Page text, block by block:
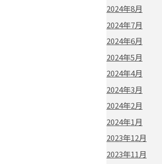
2024年8月
2024年7月
2024年6月
2024年5月
2024年4月
2024年3月
2024年2月
2024年1月
2023年12月
2023年11月